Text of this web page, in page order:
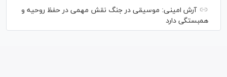
آرش امینی: موسیقی در جنگ نقش مهمی در حفظ روحیه و
همبستگی دارد